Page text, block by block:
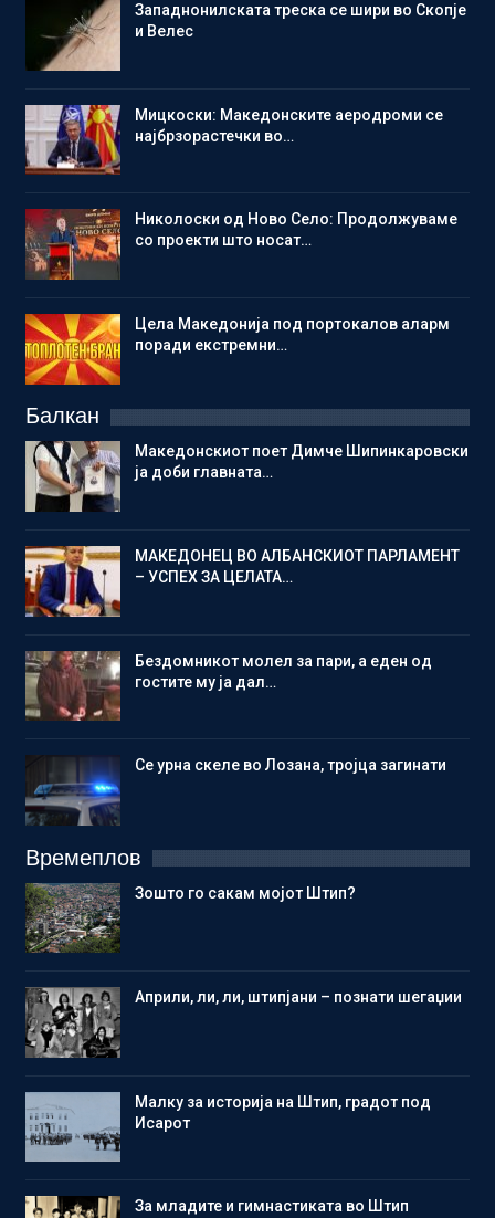
Западнонилската треска се шири во Скопје
и Велес
Мицкоски: Македонските аеродроми се
најбрзорастечки во…
Николоски од Ново Село: Продолжуваме
со проекти што носат…
Цела Македонија под портокалов аларм
поради екстремни…
Балкан
Македонскиот поет Димче Шипинкаровски
ја доби главната…
МАКЕДОНЕЦ ВО АЛБАНСКИОТ ПАРЛАМЕНТ
– УСПЕХ ЗА ЦЕЛАТА…
Бездомникот молел за пари, а еден од
гостите му ја дал…
Се урна скеле во Лозана, тројца загинати
Времеплов
Зошто го сакам мојот Штип?
Aприли, ли, ли, штипјани – познати шегаџии
Малку за историја на Штип, градот под
Исарот
Зa младите и гимнастиката во Штип